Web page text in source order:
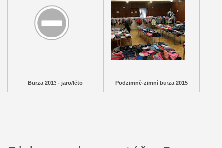
Burza 2013 - jaro/léto Podzimně-zimní burza 2015